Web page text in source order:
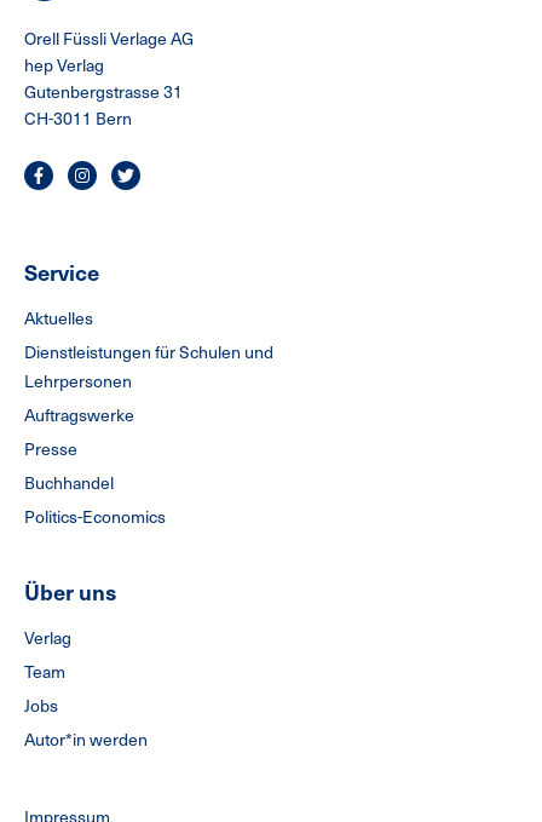
Orell Füssli Verlage AG
hep Verlag
Gutenbergstrasse 31
CH-3011 Bern
Service
Aktuelles
Dienstleistungen für Schulen und
Lehrpersonen
Auftragswerke
Presse
Buchhandel
Politics-Economics
Über uns
Verlag
Team
Jobs
Autor*in werden
Impressum